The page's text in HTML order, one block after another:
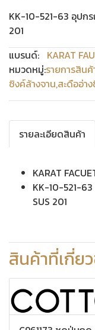
KK-10-521-63 อุปก
201
แบรนด์: KARAT
หมวดหมู่:รายการสินค้
ซิงค์ล้างจาน,สะดืออ่า
รายละเอียดสินค้า
KARAT
KK-10-521-
SUS 201
สินค้าที่เกี่ย